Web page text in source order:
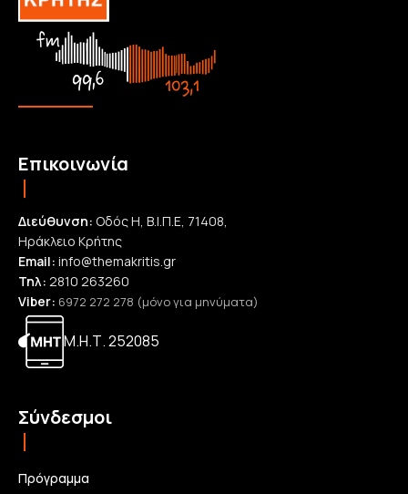
Επικοινωνία
Διεύθυνση: Οδός Η, Β.Ι.Π.Ε, 71408,
Ηράκλειο Κρήτης
Email: info@themakritis.gr
Τηλ: 2810 263260
Viber: 6972 272 278 (μόνο για μηνύματα)
Μ.Η.Τ. 252085
Σύνδεσμοι
Πρόγραμμα